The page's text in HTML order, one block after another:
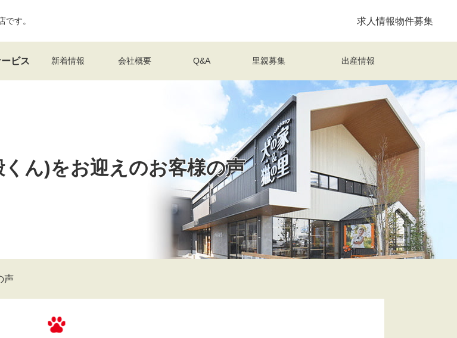
す。 求人情報物件募集
ビス 新着情報 会社概要 Q&A 里親募集 出産情報
ん)をお迎えのお客様の声
声